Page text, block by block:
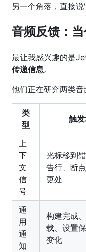
另一个角落，直接说
音频反馈：
最让我感兴趣的是
传递信息。
他们正在研究两类音
类
型
触
上
下
文
信
号
光标移到
告行、断
更处
通
用
通
知
构建完成
载、设置
变化